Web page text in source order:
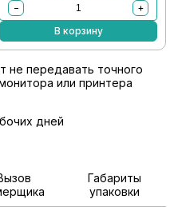
−
+
В корзину
не передавать точного
или принтера
дней
Габариты
упаковки